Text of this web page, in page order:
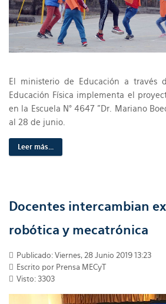
El ministerio de Educación a través
Educación Física implementa el
en la Escuela N° 4647 "Dr. Mariano
al 28 de junio.
Leer más...
Docentes intercambian
robótica y mecatrónica
Publicado: Viernes, 28 Junio 2019 13:23
Escrito por Prensa MECyT
Visto: 3303